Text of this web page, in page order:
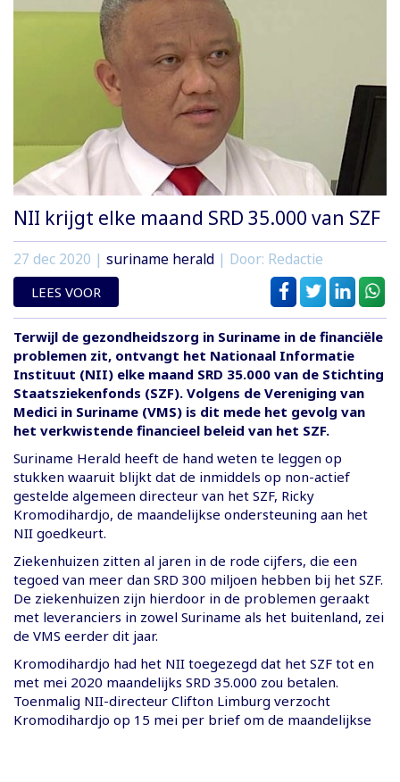
NII krijgt elke maand SRD 35.000 van SZF
27 dec 2020 | suriname herald | Door: Redactie
LEES VOOR
Terwijl de gezondheidszorg in Suriname in de financiële
problemen zit, ontvangt het Nationaal Informatie
Instituut (NII) elke maand SRD 35.000 van de Stichting
Staatsziekenfonds (SZF). Volgens de Vereniging van
Medici in Suriname (VMS) is dit mede het gevolg van
het verkwistende financieel beleid van het SZF.
Suriname Herald heeft de hand weten te leggen op
stukken waaruit blijkt dat de inmiddels op non-actief
gestelde algemeen directeur van het SZF, Ricky
Kromodihardjo, de maandelijkse ondersteuning aan het
NII goedkeurt.
Ziekenhuizen zitten al jaren in de rode cijfers, die een
tegoed van meer dan SRD 300 miljoen hebben bij het SZF.
De ziekenhuizen zijn hierdoor in de problemen geraakt
met leveranciers in zowel Suriname als het buitenland, zei
de VMS eerder dit jaar.
Kromodihardjo had het NII toegezegd dat het SZF tot en
met mei 2020 maandelijks SRD 35.000 zou betalen.
Toenmalig NII-directeur Clifton Limburg verzocht
Kromodihardjo op 15 mei per brief om de maandelijkse